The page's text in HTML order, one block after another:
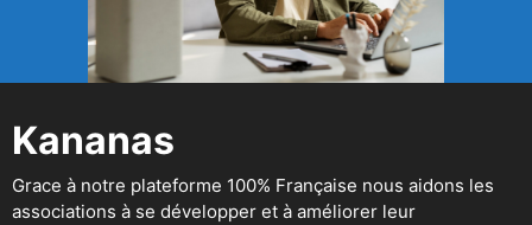
Kananas
Grace à notre plateforme 100% Française nous aidons les
associations à se développer et à améliorer leur